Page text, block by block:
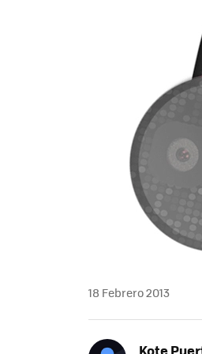
18 Febrero 2013
Kote